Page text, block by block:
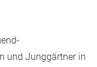
und Junggärtner in